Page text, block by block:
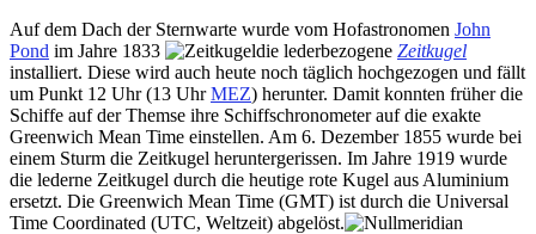
Auf dem Dach der Sternwarte wurde vom Hofastronomen John
Pond im Jahre 1833 die lederbezogene Zeitkugel
installiert. Diese wird auch heute noch täglich hochgezogen und fällt
um Punkt 12 Uhr (13 UhrMEZ) herunter. Damit konnten früher die
Schiffe auf der Themse ihre Schiffschronometer auf die exakte
Greenwich Mean Time einstellen. Am 6. Dezember 1855 wurde bei
einem Sturm die Zeitkugel heruntergerissen. Im Jahre 1919 wurde
die lederne Zeitkugel durch die heutige rote Kugel aus Aluminium
ersetzt. Die Greenwich Mean Time (GMT) ist durch die Universal
Time Coordinated (UTC, Weltzeit) abgelöst.